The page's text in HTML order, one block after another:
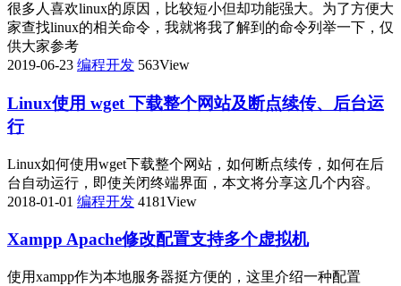
很多人喜欢linux的原因，比较短小但却功能强大。为了方便大
家查找linux的相关命令，我就将我了解到的命令列举一下，仅
供大家参考
2019-06-23 编程开发 563View
Linux使用 wget 下载整个网站及断点续传、后台运
行
Linux如何使用wget下载整个网站，如何断点续传，如何在后
台自动运行，即使关闭终端界面，本文将分享这几个内容。
2018-01-01 编程开发 4181View
Xampp Apache修改配置支持多个虚拟机
使用xampp作为本地服务器挺方便的，这里介绍一种配置